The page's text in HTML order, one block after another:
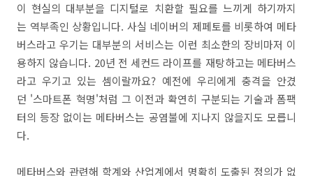
이 현실의 대부분을 디지털로 치환할 필요를 느끼게 하기까지
는 역부족인 상황입니다. 사실 네이버의 제페토를 비롯하여 메타
버스라고 우기는 대부분의 서비스는 이런 최소한의 장비마저 이
용하지 않습니다. 20년 전 세컨드 라이프를 재탕하고는 메타버스
라고 우기고 있는 셈이랄까요? 예전에 우리에게 충격을 안겼
던 '스마트폰 혁명'처럼 그 이전과 확연히 구분되는 기술과 폼팩
터의 등장 없이는 메타버스는 공염불에 지나지 않을지도 모릅니
다.
메타버스와 관련해 학계와 산업계에서 명확히 도출된 정의가 없